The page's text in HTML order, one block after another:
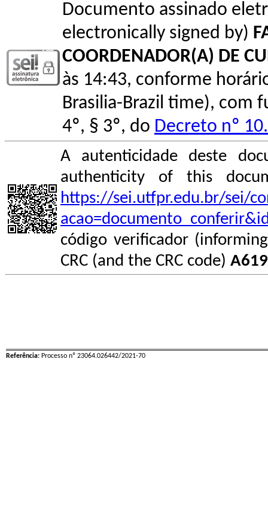
Documento assinado
electronically signed by)
COORDENADOR(A) DE
às 14:43, conforme
Brasilia-Brazil time), com
4º, § 3º, do Decreto nº
A autenticidade deste
authenticity of this
https://sei.utfpr.edu.br/sei/
código verificador
CRC (and the CRC code)
Referência: Processo nº 23064.026442/2021-70